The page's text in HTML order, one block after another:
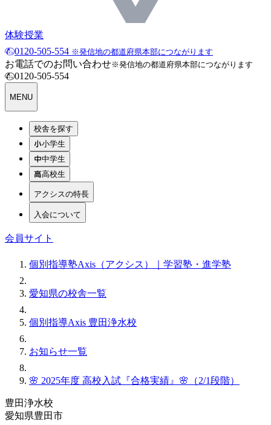
体験授業
0120-505-554 ※発信地の都道府県本部につながります
お電話でのお問い合わせ※発信地の都道府県本部につながります
0120-505-554
MENU
校舎を探す
小学生
中学生
高校生
アクシスの特長
入会について
会員サイト
個別指導塾Axis（アクシス）｜学習塾・進学塾
愛知県の校舎一覧
個別指導Axis 豊田浄水校
お知らせ一覧
🌸 2025年度 高校入試『合格実績』🌸（2/1段階）
豊田浄水校
愛知県豊田市